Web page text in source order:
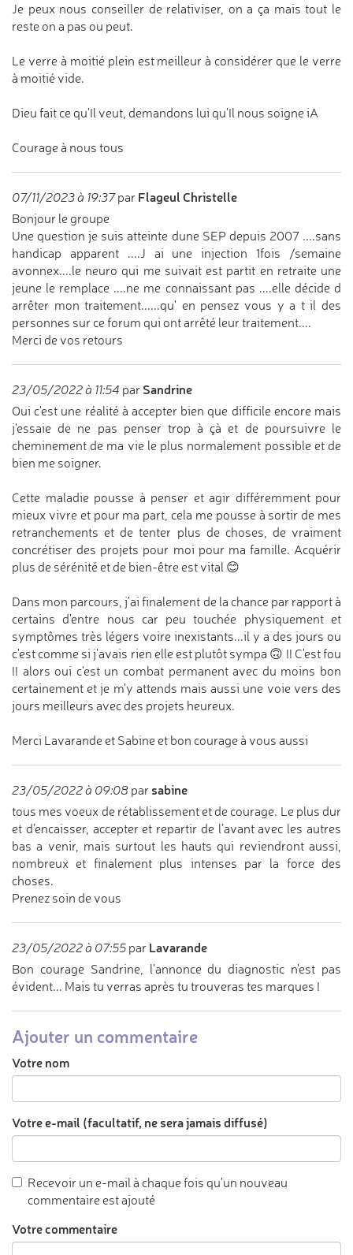
Je peux nous conseiller de relativiser, on a ça mais tout le
reste on a pas ou peut.
Le verre à moitié plein est meilleur à considérer que le verre
à moitié vide.
Dieu fait ce qu'Il veut, demandons lui qu'Il nous soigne iA
Courage à nous tous
07/11/2023 à 19:37par Flageul Christelle
Bonjour le groupe
Une question je suis atteinte dune SEP depuis 2007 ....sans
handicap apparent ....J ai une injection 1fois /semaine
avonnex....le neuro qui me suivait est partit en retraite une
jeune le remplace ....ne me connaissant pas ....elle décide d
arrêter mon traitement......qu' en pensez vous y a t il des
personnes sur ce forum qui ont arrêté leur traitement....
Merci de vos retours
23/05/2022 à 11:54 par Sandrine
Oui c'est une réalité à accepter bien que difficile encore mais
j'essaie de ne pas penser trop à çà et de poursuivre le
cheminement de ma vie le plus normalement possible et de
bien me soigner.
Cette maladie pousse à penser et agir différemment pour
mieux vivre et pour ma part, cela me pousse à sortir de mes
retranchements et de tenter plus de choses, de vraiment
concrétiser des projets pour moi pour ma famille. Acquérir
plus de sérénité et de bien-être est vital 😊
Dans mon parcours, j'ai finalement de la chance par rapport à
certains d'entre nous car peu touchée physiquement et
symptômes très légers voire inexistants...il y a des jours ou
c'est comme si j'avais rien elle est plutôt sympa 🙃 !! C'est fou
!! alors oui c'est un combat permanent avec du moins bon
certainement et je m'y attends mais aussi une voie vers des
jours meilleurs avec des projets heureux.
Merci Lavarande et Sabine et bon courage à vous aussi
23/05/2022 à 09:08 par sabine
tous mes voeux de rétablissement et de courage. Le plus dur
et d’encaisser, accepter et repartir de l’avant avec les autres
bas a venir, mais surtout les hauts qui reviendront aussi,
nombreux et finalement plus intenses par la force des
choses.
Prenez soin de vous
23/05/2022 à 07:55 par Lavarande
Bon courage Sandrine, l'annonce du diagnostic n'est pas
évident... Mais tu verras après tu trouveras tes marques !
Ajouter un commentaire
Votre nom
Votre e-mail (facultatif, ne sera jamais diffusé)
Recevoir un e-mail à chaque fois qu'un nouveau
commentaire est ajouté
Votre commentaire